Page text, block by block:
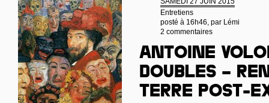
Entretiens
posté à 16h46, par Lémi
2 commentaires
Antoine
doubles –
terre post-